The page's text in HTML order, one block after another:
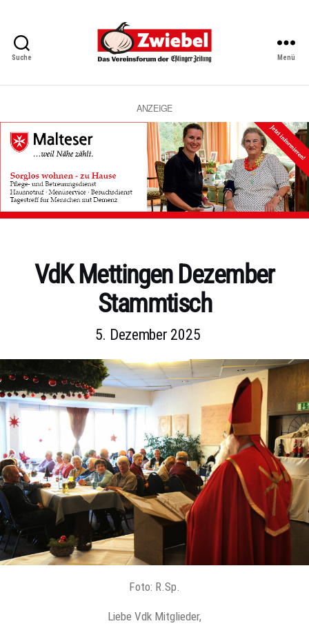
Suche
Vereinsforum
Eßlinger
Zeitung
Menü
ANZEIGE
Kategorien
VdK Mettingen Dezember
Stammtisch
5. Dezember 2025
Foto: R.Sp.
Liebe Vdk Mitglieder,